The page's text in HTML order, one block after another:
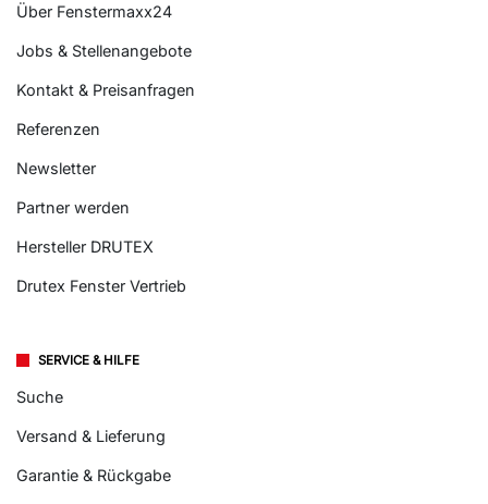
Über Fenstermaxx24
Jobs & Stellenangebote
Kontakt & Preisanfragen
Referenzen
Newsletter
Partner werden
Hersteller DRUTEX
Drutex Fenster Vertrieb
SERVICE & HILFE
Suche
Versand & Lieferung
Garantie & Rückgabe